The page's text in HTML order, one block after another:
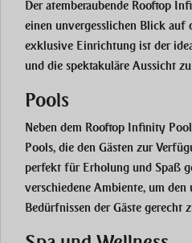
Der atemberaubende Rooftop
einen unvergesslichen Blick auf
exklusive Einrichtung ist der
und die spektakuläre Aussicht
Pools
Neben dem Rooftop Infinity
Pools, die den Gästen zur
perfekt für Erholung und Spaß
verschiedene Ambiente, um den
Bedürfnissen der Gäste gerecht